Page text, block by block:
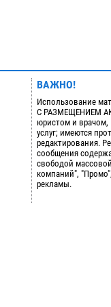
ВАЖНО!
Использование
С РАЗМЕЩЕНИЕМ
юристом и врачом,
услуг; имеются
редактирования.
сообщения
свободой
компаний",
рекламы.